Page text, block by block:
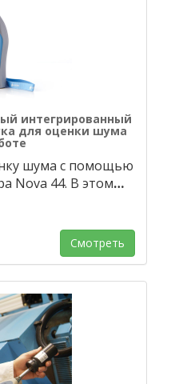
интегрированный
для оценки шума
шума с помощью
Nova 44. В этом…
Смотреть